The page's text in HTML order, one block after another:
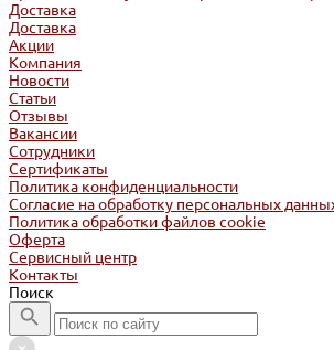
Доставка
Доставка
Акции
Компания
Новости
Статьи
Отзывы
Вакансии
Сотрудники
Сертификаты
Политика конфиденциальности
Согласие на обработку персональных
Политика обработки файлов cookie
Оферта
Сервисный центр
Контакты
Поиск